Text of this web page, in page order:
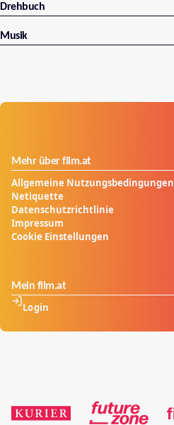
Drehbuch
Musik
Mehr über film.at
Allgemeine Nutzungsbedingungen
Netiquette
Datenschutzrichtlinie
Impressum
Cookie Einstellungen
Mein film.at
Login